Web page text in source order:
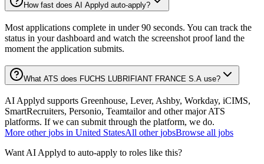
How fast does AI Applyd auto-apply?
Most applications complete in under 90 seconds. You can track the
status in your dashboard and watch the screenshot proof land the
moment the application submits.
What ATS does FUCHS LUBRIFIANT FRANCE S.A use?
AI Applyd supports Greenhouse, Lever, Ashby, Workday, iCIMS,
SmartRecruiters, Personio, Teamtailor and other major ATS
platforms. If we can submit through the platform, we do.
More other jobs in United StatesAll other jobsBrowse all jobs
Want AI Applyd to auto-apply to roles like this?